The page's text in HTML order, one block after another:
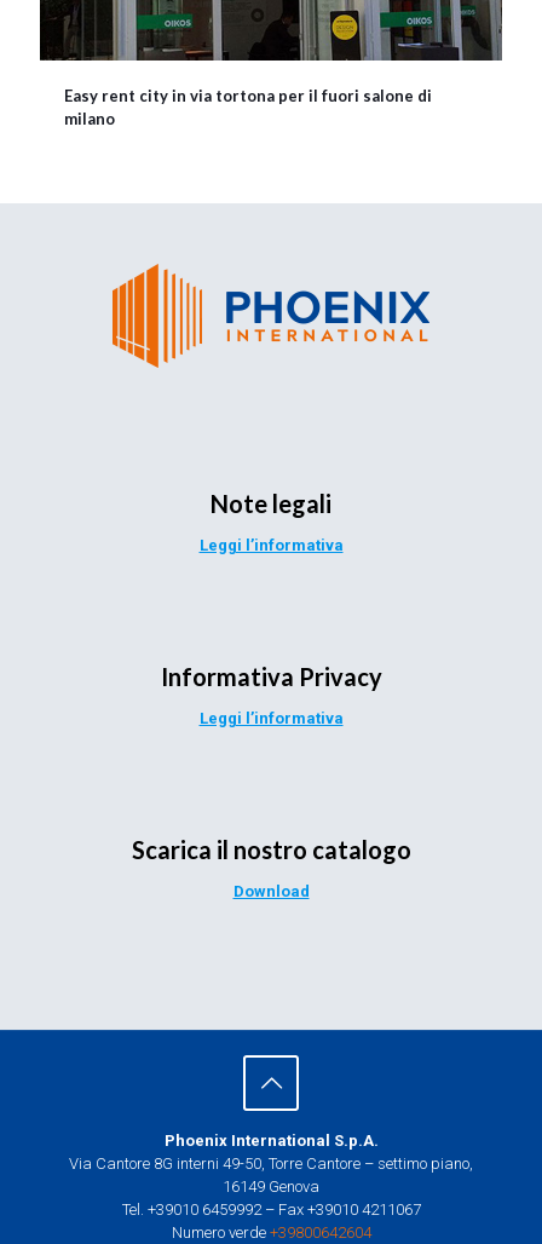
Easy rent city in via tortona per il fuori salone di
milano
Note legali
Leggi l’informativa
Informativa Privacy
Leggi l’informativa
Scarica il nostro catalogo
Download
Phoenix International S.p.A.
Via Cantore 8G interni 49-50, Torre Cantore – settimo piano,
16149 Genova
Tel. +39010 6459992 – Fax +39010 4211067
Numero verde +39800642604